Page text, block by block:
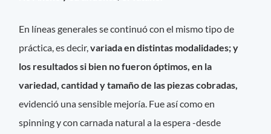
En líneas generales se continuó con el mismo tipo de
práctica, es decir,variada en distintas modalidades; y
los resultados si bien no fueron óptimos, en la
variedad, cantidad y tamaño de las piezas cobradas,
evidenció una sensible mejoría. Fue así como en
spinning y con carnada natural a la espera -desde